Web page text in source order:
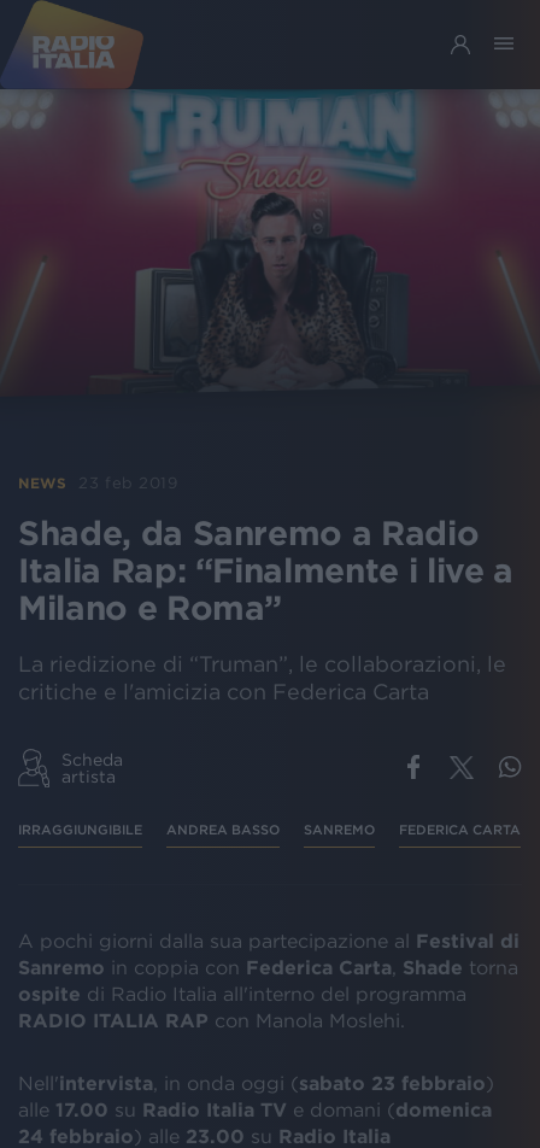
NEWS 23 feb 2019
Shade, da Sanremo a Radio
Italia Rap: “Finalmente i live a
Milano e Roma”
La riedizione di “Truman”, le collaborazioni, le
critiche e l'amicizia con Federica Carta
Scheda
artista
IRRAGGIUNGIBILE ANDREA BASSO SANREMO FEDERICA CARTA
A pochi giorni dalla sua partecipazione al Festival di
Sanremo in coppia con Federica Carta Shade torna
ospite di Radio Italia all'interno del programma
RADIO ITALIA RAP con Manola Moslehi.
Nell'intervista , in onda oggi (sabato 23 febbraio)
alle 17.00 su Radio Italia TV e domani (domenica
24 febbraio) alle 23.00 su Radio Italia